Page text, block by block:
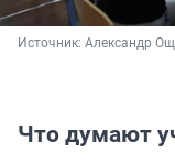
Источник: Александр
Что думают